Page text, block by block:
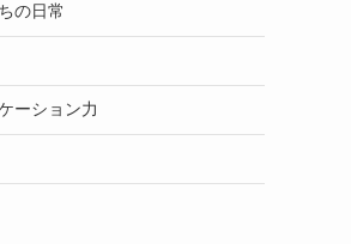
の日常
ーション力